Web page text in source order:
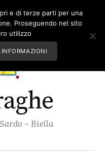
~ Biella
e di terze parti per una
Proseguendo nel sito
utilizzo
INFORMAZIONI